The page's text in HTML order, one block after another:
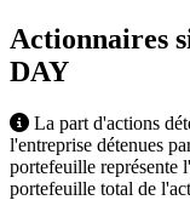
Actionnaires
DAY
La part d'actions
l'entreprise détenues
portefeuille représente
portefeuille total de